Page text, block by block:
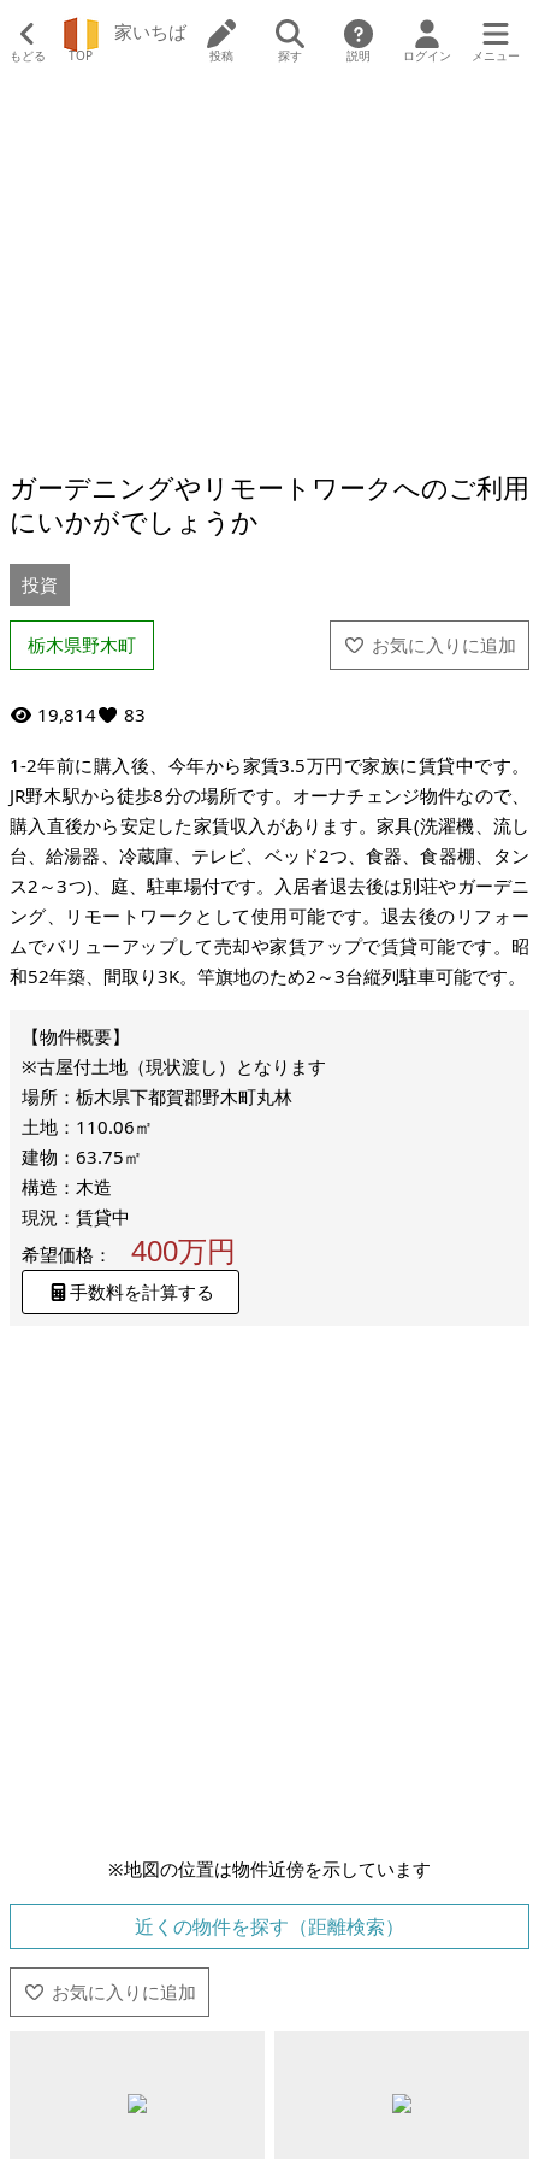
もどる TOP
家いちば
投稿 探す 説明 ログイン メニュー
ガーデニングやリモートワークへのご利用
にいかがでしょうか
投資
栃木県野木町
19,814 83
1-2年前に購入後、今年から家賃3.5万円で家族に賃貸中です。
JR野木駅から徒歩8分の場所です。オーナチェンジ物件なので、
購入直後から安定した家賃収入があります。家具(洗濯機、流し
台、給湯器、冷蔵庫、テレビ、ベッド2つ、食器、食器棚、タン
ス2～3つ)、庭、駐車場付です。入居者退去後は別荘やガーデニ
ング、リモートワークとして使用可能です。退去後のリフォー
ムでバリューアップして売却や家賃アップで賃貸可能です。昭
和52年築、間取り3K。竿旗地のため2～3台縦列駐車可能です。
※古屋付土地（現状渡し）となります
場所：栃木県下都賀郡野木町丸林
土地：110.06㎡
建物：63.75㎡
構造：木造
現況：賃貸中
希望価格：
400万円
手数料を計算する
※地図の位置は物件近傍を示しています
近くの物件を探す（距離検索）